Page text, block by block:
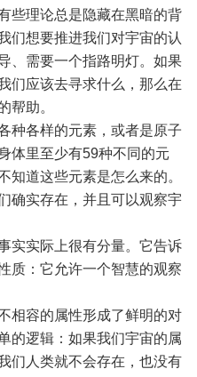
些理论总是隐藏在黑暗的背
们想要推进我们对宇宙的认
、需要一个指路明灯。如果
们应该去寻求什么，那么在
帮助。
种各样的元素，或者是原子
体里至少有59种不同的元
知道这些元素是怎么来的。
确实存在，并且可以观察宇
实实际上很有分量。它告诉
质：它允许一个智慧的观察
相容的属性形成了鲜明的对
的逻辑：如果我们宇宙的属
们人类就不会存在，也没有